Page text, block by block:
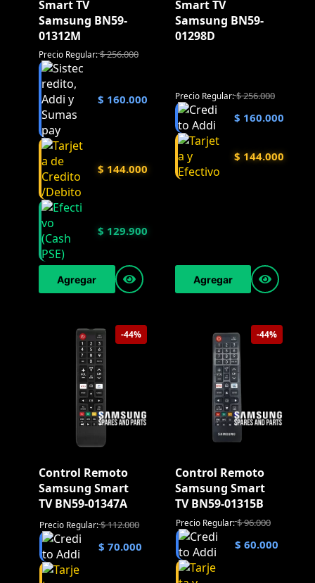
Smart TV
Samsung BN59-
01312M
Precio Regular:$256.000
$ 160.000
$ 144.000
$ 129.900
Agregar
Smart TV
Samsung BN59-
01298D
Precio Regular:$256.000
$ 160.000
$ 144.000
Agregar
-44%
Control Remoto
Samsung Smart
TV BN59-01347A
Precio Regular:$112.000
$ 70.000
-44%
Control Remoto
Samsung Smart
TV BN59-01315B
Precio Regular:$96.000
$ 60.000